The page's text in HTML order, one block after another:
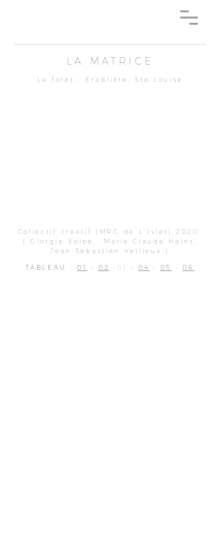
LA MATRICE
La forêt - Érablière, Ste-Louise
Collectif créatif (MRC de L’Islet) 2020
( Giorgia Volpé,. Marie-Claude Hains,
Jean-Sébastien Veilleux )
TABLEAU : 01 - 02 - 03 - 04 - 05 - 06